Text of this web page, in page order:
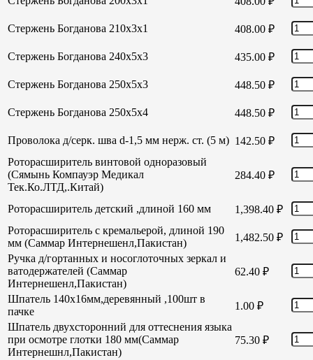
Стержень Богданова 210х3х1 408.00 ₽
Стержень Богданова 240х5х3 435.00 ₽
Стержень Богданова 250х5х3 448.50 ₽
Стержень Богданова 250х5х4 448.50 ₽
Проволока д/серк. шва d-1,5 мм нерж. ст. (5 м) 142.50 ₽
Роторасширитель винтовой одноразовый
(Сямынь Компауэр Медикал
Тек.Ко.ЛТД,.Китай)
284.40 ₽
Роторасширитель детский ,длиной 160 мм 1,398.40 ₽
Роторасширитель с кремальерой, длиной 190
мм (Саммар Интернешенл,Пакистан)
1,482.50 ₽
Ручка д/гортанных и носоглоточных зеркал и
ватодержателей (Саммар
Интернешенл,Пакистан)
62.40 ₽
Шпатель 140х16мм,деревянный ,100шт в
пачке
1.00 ₽
Шпатель двухсторонний для оттеснения языка
при осмотре глотки 180 мм(Саммар
Интернешнл,Пакистан)
75.30 ₽